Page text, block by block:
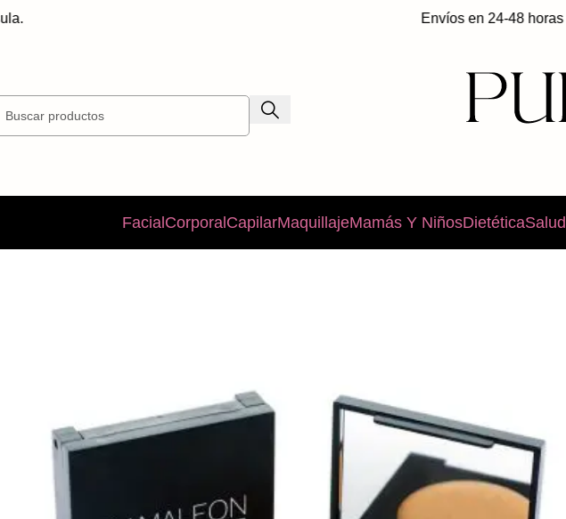
Envíos en 24-48 horas
FacialCorporalCapilarMaquillajeMamás Y NiñosDietéticaSalud